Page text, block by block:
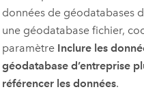
données de géodatabases
une géodatabase fichier,
paramètre Inclure les
géodatabase d’entreprise
référencer les données.